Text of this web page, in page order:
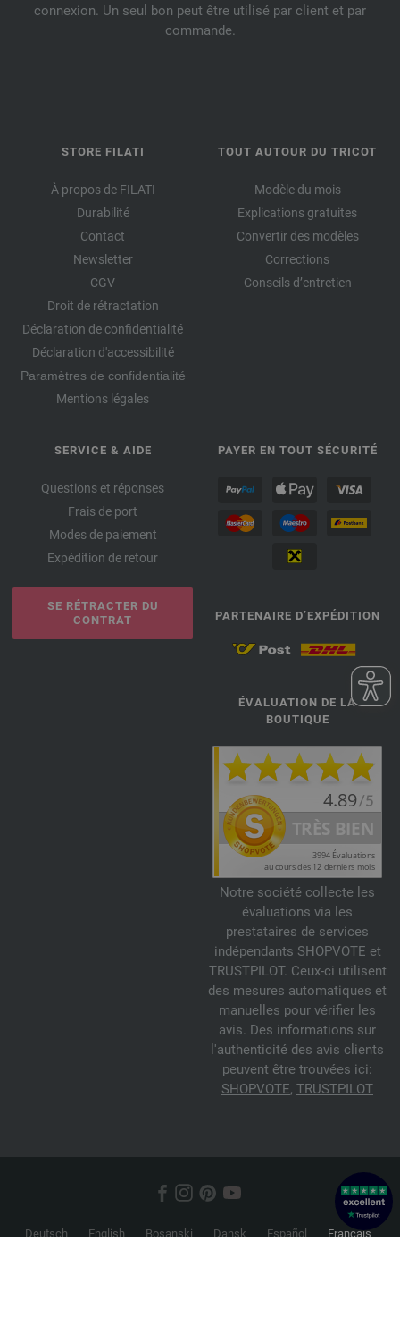
connexion. Un seul bon peut être utilisé par client et par
commande.
STORE FILATI
À propos de FILATI
Durabilité
Contact
Newsletter
CGV
Droit de rétractation
Déclaration de confidentialité
Déclaration d'accessibilité
Paramètres de confidentialité
Mentions légales
TOUT AUTOUR DU TRICOT
Modèle du mois
Explications gratuites
Convertir des modèles
Corrections
Conseils d’entretien
SERVICE & AIDE
Questions et réponses
Frais de port
Modes de paiement
Expédition de retour
SE RÉTRACTER DU
CONTRAT
PAYER EN TOUT SÉCURITÉ
PARTENAIRE D’EXPÉDITION
ÉVALUATION DE LA
BOUTIQUE
Notre société collecte les
évaluations via les
prestataires de services
indépendants SHOPVOTE et
TRUSTPILOT. Ceux-ci utilisent
des mesures automatiques et
manuelles pour vérifier les
avis. Des informations sur
l'authenticité des avis clients
peuvent être trouvées ici:
SHOPVOTE, TRUSTPILOT
Deutsch English Bosanski Dansk Español
Français